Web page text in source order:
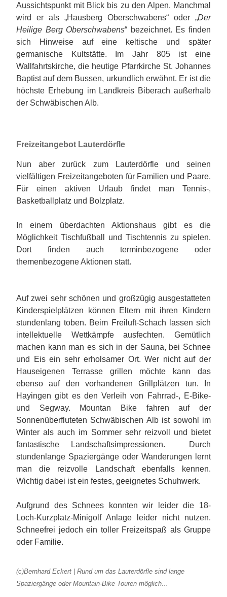
Aussichtspunkt mit Blick bis zu den Alpen. Manchmal
wird er als „Hausberg Oberschwabens“ oder „Der
Heilige Berg Oberschwabens“ bezeichnet. Es finden
sich Hinweise auf eine keltische und später
germanische Kultstätte. Im Jahr 805 ist eine
Wallfahrtskirche, die heutige Pfarrkirche St. Johannes
Baptist auf dem Bussen, urkundlich erwähnt. Er ist die
höchste Erhebung im Landkreis Biberach außerhalb
der Schwäbischen Alb.
Freizeitangebot Lauterdörfle
Nun aber zurück zum Lauterdörfle und seinen
vielfältigen Freizeitangeboten für Familien und Paare.
Für einen aktiven Urlaub findet man Tennis-,
Basketballplatz und Bolzplatz.
In einem überdachten Aktionshaus gibt es die
Möglichkeit Tischfußball und Tischtennis zu spielen.
Dort finden auch terminbezogene oder
themenbezogene Aktionen statt.
Auf zwei sehr schönen und großzügig ausgestatteten
Kinderspielplätzen können Eltern mit ihren Kindern
stundenlang toben. Beim Freiluft-Schach lassen sich
intellektuelle Wettkämpfe ausfechten. Gemütlich
machen kann man es sich in der Sauna, bei Schnee
und Eis ein sehr erholsamer Ort. Wer nicht auf der
Hauseigenen Terrasse grillen möchte kann das
ebenso auf den vorhandenen Grillplätzen tun. In
Hayingen gibt es den Verleih von Fahrrad-, E-Bike-
und Segway. Mountan Bike fahren auf der
Sonnenüberfluteten Schwäbischen Alb ist sowohl im
Winter als auch im Sommer sehr reizvoll und bietet
fantastische Landschaftsimpressionen. Durch
stundenlange Spaziergänge oder Wanderungen lernt
man die reizvolle Landschaft ebenfalls kennen.
Wichtig dabei ist ein festes, geeignetes Schuhwerk.
Aufgrund des Schnees konnten wir leider die 18-
Loch-Kurzplatz-Minigolf Anlage leider nicht nutzen.
Schneefrei jedoch ein toller Freizeitspaß als Gruppe
oder Familie.
(c)Bernhard Eckert | Rund um das Lauterdörfle sind lange
Spaziergänge oder Mountain-Bike Touren möglich…